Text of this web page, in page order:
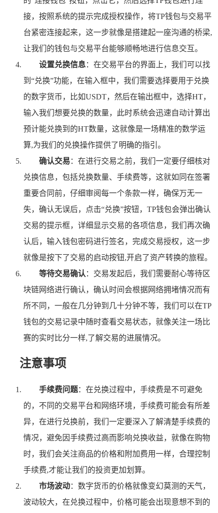
接，按照系统的提示完成授权操作，将TP钱包与交易平
台紧密连接起来，这一步就像是搭建起一座沟通的桥梁,
让我们的钱包与交易平台能够顺畅地进行信息交互。
设置兑换信息：在交易平台的界面上，我们可以找
到“兑换”功能，在输入框中，我们需要选择要用于兑换
的数字货币，比如USDT，然后在输出框中，选择HT，
输入我们想要兑换的数量，此时系统会迅速自动计算出
预计能兑换到的HT数量，这就像是一场精准的数学运
算,为我们的兑换操作提供了明确的指引。
确认交易 ：在进行交易之前，我们一定要仔细核对
兑换信息，包括兑换数量、手续费等，这就如同在签署
重要合同前，仔细审阅每一个条款一样，确保万无一
失，确认无误后，点击“兑换”按钮，TP钱包会弹出确认
交易的提示框，详细显示交易的各项信息，我们再次确
认后，输入钱包密码进行签名，完成交易授权，这一步
就像是按下了交易的启动按钮,开启了资产转换的旅程。
等待交易确认 ：交易发起后，我们需要耐心等待区
块链网络进行确认，确认时间会根据网络拥堵情况而有
所不同，一般在几分钟到几十分钟不等，我们可以在TP
钱包的交易记录中随时查看交易状态，就像关注一场比
赛的实时比分一样,了解交易的进展情况。
注意事项
手续费问题：在兑换过程中，手续费是不可避免
的，不同的交易平台和网络环境，手续费可能会有所差
异，在进行兑换前，我们一定要深入了解清楚手续费的
情况，避免因手续费过高而影响兑换收益，就像在购物
时，我们会关注商品的价格和附加费用一样，合理控制
手续费,才能让我们的投资更加划算。
市场波动：数字货币的价格就像变幻莫测的天气，
波动较大，在兑换过程中，价格可能会出现意想不到的